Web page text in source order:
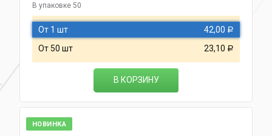
В упаковке 50
От 1 шт 42,00 Р
От 50 шт 23,10 Р
В КОРЗИНУ
НОВИНКА